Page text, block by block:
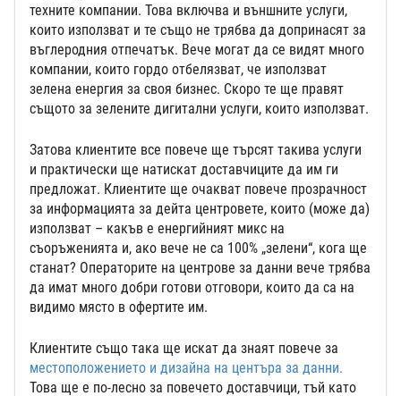
техните компании. Това включва и външните услуги,
които използват и те също не трябва да допринасят за
въглеродния отпечатък. Вече могат да се видят много
компании, които гордо отбелязват, че използват
зелена енергия за своя бизнес. Скоро те ще правят
същото за зелените дигитални услуги, които използват.
Затова клиентите все повече ще търсят такива услуги
и практически ще натискат доставчиците да им ги
предложат. Клиентите ще очакват повече прозрачност
за информацията за дейта центровете, които (може да)
използват – какъв е енергийният микс на
съоръженията и, ако вече не са 100% „зелени“, кога ще
станат? Операторите на центрове за данни вече трябва
да имат много добри готови отговори, които да са на
видимо място в офертите им.
Клиентите също така ще искат да знаят повече за
местоположението и дизайна на центъра за данни.
Това ще е по-лесно за повечето доставчици, тъй като